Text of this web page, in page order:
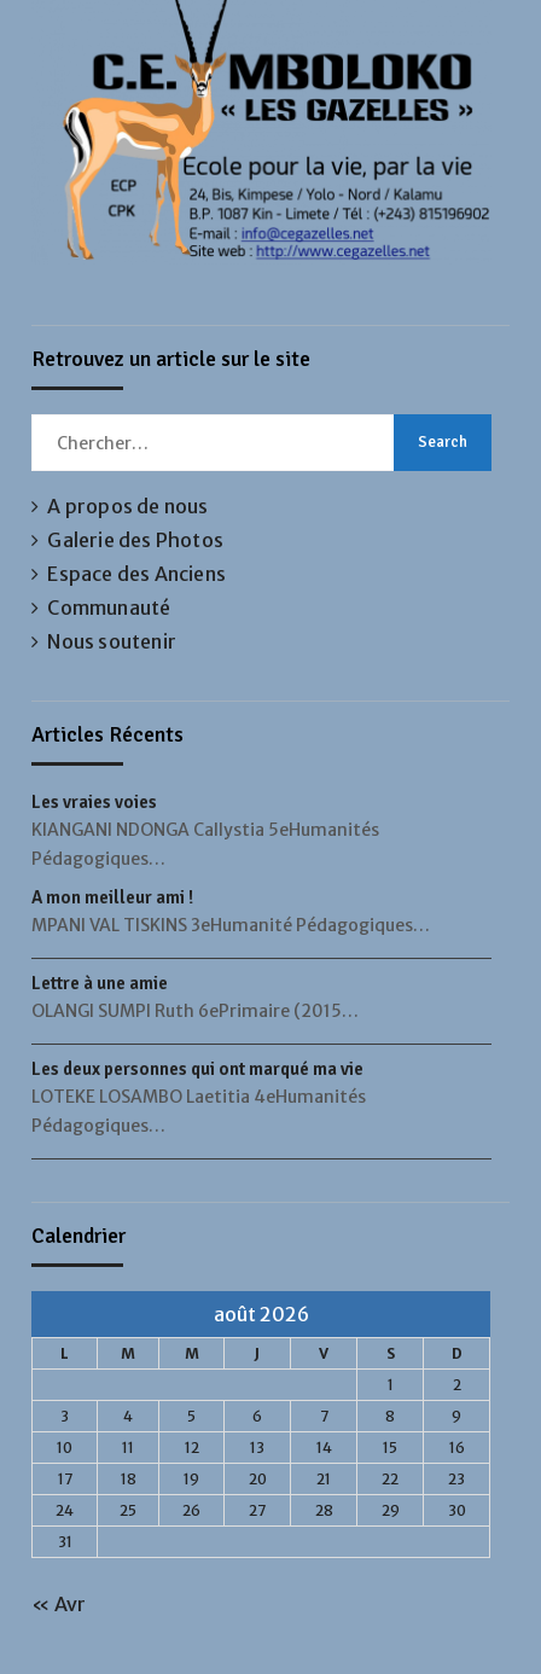
Retrouvez un article sur le site
Search
A propos de nous
Galerie des Photos
Espace des Anciens
Communauté
Nous soutenir
Articles Récents
Les vraies voies
KIANGANI NDONGA Callystia 5eHumanités
Pédagogiques…
A mon meilleur ami !
MPANI VAL TISKINS 3eHumanité Pédagogiques…
Lettre à une amie
OLANGI SUMPI Ruth 6ePrimaire (2015…
Les deux personnes qui ont marqué ma vie
LOTEKE LOSAMBO Laetitia 4eHumanités
Pédagogiques…
Calendrier
août 2026
L M M J V S
D
1
2
3
4 5 6 7 8
9
10
11 12 13 14 15
16
17
18 19 20 21 22
23
24
25 26 27 28 29
30
31
« Avr